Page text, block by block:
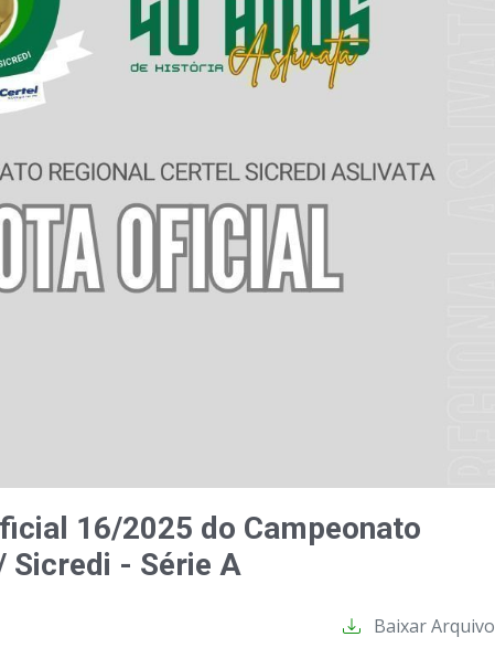
16/2025 do Campeonato
Sicredi - Série A
Baixar Arquivo